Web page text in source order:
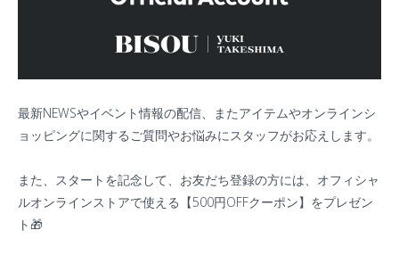
最新NEWSやイベント情報の配信、またアイテムやオンラインシ
ョッピングに関するご質問やお悩みにスタッフがお応えします。
また、スタートを記念して、 お友だち登録の方には、 オフィシャ
ルオンラインストアで使える【500円OFFクーポン】をプレゼン
ト🎁